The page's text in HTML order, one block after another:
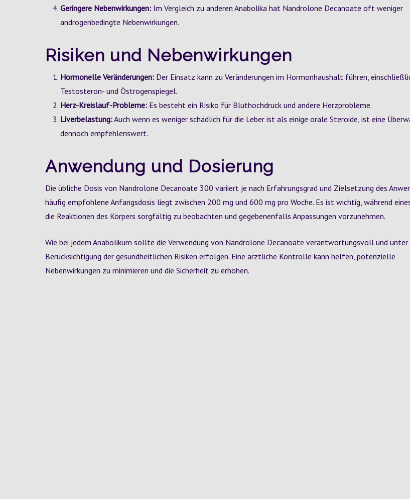
Geringere Nebenwirkungen: Im Vergleich zu anderen Anabolika hat Nandrolone Decanoate oft weniger
androgenbedingte Nebenwirkungen.
Risiken und Nebenwirkungen
Hormonelle Veränderungen: Der Einsatz kann zu Veränderungen im Hormonhaushalt führen,
Testosteron- und Östrogenspiegel.
Herz-Kreislauf-Probleme: Es besteht ein Risiko für Bluthochdruck und andere Herzprobleme.
Liverbelastung:Auch wenn es weniger schädlich für die Leber ist als einige orale Steroide, ist eine
dennoch empfehlenswert.
Anwendung und Dosierung
Die übliche Dosis von Nandrolone Decanoate 300 variiert je nach Erfahrungsgrad und Zielsetzung des
häufig empfohlene Anfangsdosis liegt zwischen 200 mg und 600 mg pro Woche. Es ist wichtig, während
die Reaktionen des Körpers sorgfältig zu beobachten und gegebenenfalls Anpassungen vorzunehmen.
Wie bei jedem Anabolikum sollte die Verwendung von Nandrolone Decanoate verantwortungsvoll und unter
Berücksichtigung der gesundheitlichen Risiken erfolgen. Eine ärztliche Kontrolle kann helfen, potenzielle
Nebenwirkungen zu minimieren und die Sicherheit zu erhöhen.